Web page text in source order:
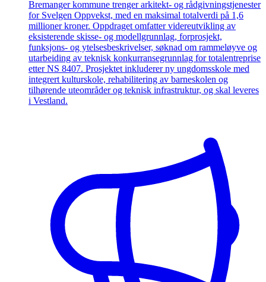
Bremanger kommune trenger arkitekt- og rådgivningstjenester
for Svelgen Oppvekst, med en maksimal totalverdi på 1,6
millioner kroner. Oppdraget omfatter videreutvikling av
eksisterende skisse- og modellgrunnlag, forprosjekt,
funksjons- og ytelsesbeskrivelser, søknad om rammeløyve og
utarbeiding av teknisk konkurransegrunnlag for totalentreprise
etter NS 8407. Prosjektet inkluderer ny ungdomsskole med
integrert kulturskole, rehabilitering av barneskolen og
tilhørende uteområder og teknisk infrastruktur, og skal leveres
i Vestland.